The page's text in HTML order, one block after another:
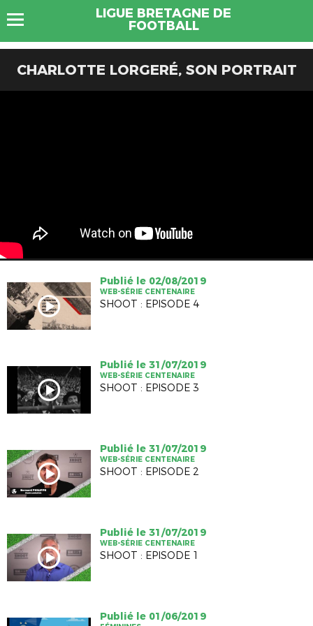
LIGUE BRETAGNE DE
FOOTBALL
CHARLOTTE LORGERÉ, SON PORTRAIT
Publié le 02/08/2019
WEB-SÉRIE CENTENAIRE
SHOOT : EPISODE 4
Publié le 31/07/2019
WEB-SÉRIE CENTENAIRE
SHOOT : EPISODE 3
Publié le 31/07/2019
WEB-SÉRIE CENTENAIRE
SHOOT : EPISODE 2
Publié le 31/07/2019
WEB-SÉRIE CENTENAIRE
SHOOT : EPISODE 1
Publié le 01/06/2019